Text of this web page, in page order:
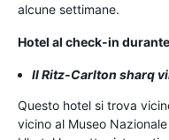
alcune settimane.
Hotel al check-in
Il Ritz-Carlton sharq
Questo hotel si trova
vicino al Museo